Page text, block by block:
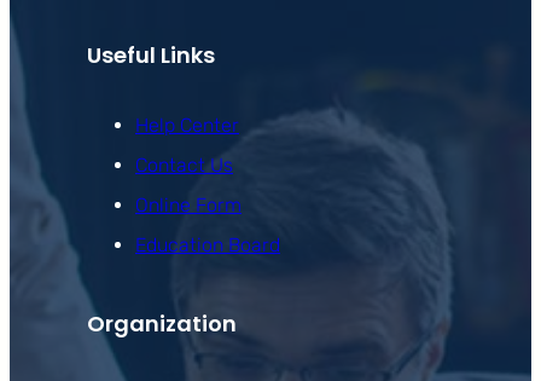
Useful Links
Help Center
Contact Us
Online Form
Education Board
Organization